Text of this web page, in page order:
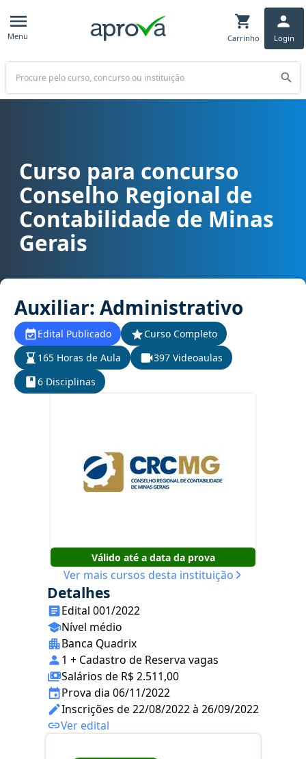
Menu Carrinho Login
Buscar
Curso para concurso CRC MG - Conselho Regional de
Curso para concurso
Conselho Regional de
Contabilidade de Minas
Gerais
Auxiliar: Administrativo
Edital Publicado
Curso Completo
165 Horas de Aula
397 Videoaulas
6 Disciplinas
Válido até a data da prova
Ver mais cursos desta instituição
Detalhes
Edital 001/2022
Nível médio
Banca Quadrix
1 + Cadastro de Reserva vagas
Salários de R$ 2.511,00
Prova dia 06/11/2022
Inscrições de 22/08/2022 à 26/09/2022
Ver edital